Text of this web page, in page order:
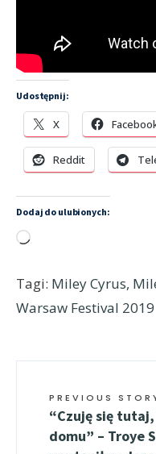
Udostępnij:
X
Reddit
Dodaj do ulubionych:
Wczytywanie…
Tagi: Miley Cyrus,
Warsaw Festival 2019
PREVIOUS
“Czuję się
domu” – Troye